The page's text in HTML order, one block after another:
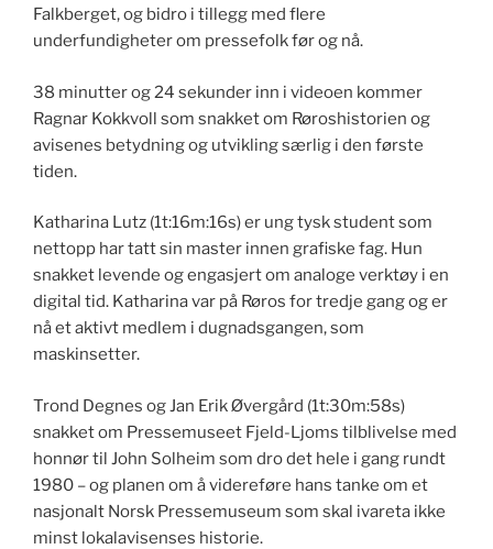
Falkberget, og bidro i tillegg med flere
underfundigheter om pressefolk før og nå.
38 minutter og 24 sekunder inn i videoen kommer
Ragnar Kokkvoll som snakket om Røroshistorien og
avisenes betydning og utvikling særlig i den første
tiden.
Katharina Lutz (1t:16m:16s) er ung tysk student som
nettopp har tatt sin master innen grafiske fag. Hun
snakket levende og engasjert om analoge verktøy i en
digital tid. Katharina var på Røros for tredje gang og er
nå et aktivt medlem i dugnadsgangen, som
maskinsetter.
Trond Degnes og Jan Erik Øvergård (1t:30m:58s)
snakket om Pressemuseet Fjeld-Ljoms tilblivelse med
honnør til John Solheim som dro det hele i gang rundt
1980 – og planen om å videreføre hans tanke om et
nasjonalt Norsk Pressemuseum som skal ivareta ikke
minst lokalavisenses historie.